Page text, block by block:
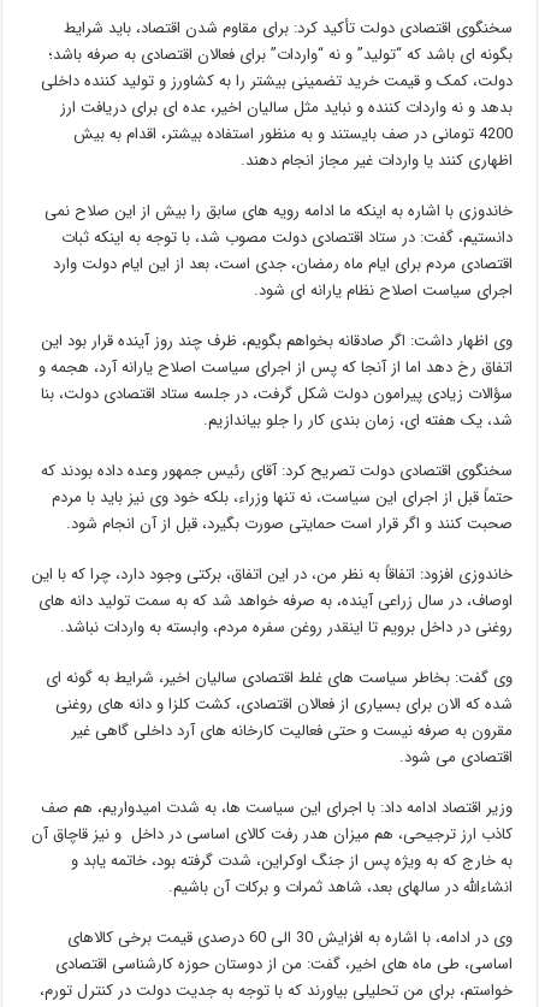
سخنگوی اقتصادی دولت تأکید کرد: برای مقاوم شدن اقتصاد، باید شرایط
بگونه ای باشد که “تولید” و نه “واردات” برای فعالان اقتصادی به صرفه باشد؛
دولت، کمک و قیمت خرید تضمینی بیشتر را به کشاورز و تولید کننده داخلی
بدهد و نه واردات کننده و نباید مثل سالیان اخیر، عده ای برای دریافت ارز
4200 تومانی در صف بایستند و به منظور استفاده بیشتر، اقدام به بیش
اظهاری کنند یا واردات غیر مجاز انجام دهند.
خاندوزی با اشاره به اینکه ما ادامه رویه های سابق را بیش از این صلاح نمی
دانستیم، گفت: در ستاد اقتصادی دولت مصوب شد، با توجه به اینکه ثبات
اقتصادی مردم برای ایام ماه رمضان، جدی است، بعد از این ایام دولت وارد
اجرای سیاست اصلاح نظام یارانه ای شود.
وی اظهار داشت: اگر صادقانه بخواهم بگویم، ظرف چند روز آینده قرار بود این
اتفاق رخ دهد اما از آنجا که پس از اجرای سیاست اصلاح یارانه آرد، هجمه و
سؤالات زیادی پیرامون دولت شکل گرفت، در جلسه ستاد اقتصادی دولت، بنا
شد، یک هفته ای، زمان بندی کار را جلو بیاندازیم.
سخنگوی اقتصادی دولت تصریح کرد: آقای رئیس جمهور وعده داده بودند که
حتماً قبل از اجرای این سیاست، نه تنها وزراء، بلکه خود وی نیز باید با مردم
صحبت کنند و اگر قرار است حمایتی صورت بگیرد، قبل از آن انجام شود.
خاندوزی افزود: اتفاقاً به نظر من، در این اتفاق، برکتی وجود دارد، چرا که با این
اوصاف، در سال زراعی آینده، به صرفه خواهد شد که به سمت تولید دانه های
روغنی در داخل برویم تا اینقدر روغن سفره مردم، وابسته به واردات نباشد.
وی گفت: بخاطر سیاست های غلط اقتصادی سالیان اخیر، شرایط به گونه ای
شده که الان برای بسیاری از فعالان اقتصادی، کشت کلزا و دانه های روغنی
مقرون به صرفه نیست و حتی فعالیت کارخانه های آرد داخلی گاهی غیر
اقتصادی می شود.
وزیر اقتصاد ادامه داد: با اجرای این سیاست ها، به شدت امیدواریم، هم صف
کاذب ارز ترجیحی، هم میزان هدر رفت کالای اساسی در داخل و نیز قاچاق آن
به خارج که به ویژه پس از جنگ اوکراین، شدت گرفته بود، خاتمه یابد و
انشاءالله در سالهای بعد، شاهد ثمرات و برکات آن باشیم.
وی در ادامه، با اشاره به افزایش 30 الی 60 درصدی قیمت برخی کالاهای
اساسی، طی ماه های اخیر، گفت: من از دوستان حوزه کارشناسی اقتصادی
خواستم، برای من تحلیلی بیاورند که با توجه به جدیت دولت در کنترل تورم،